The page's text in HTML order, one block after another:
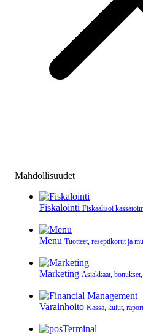
Mahdollisuudet
Fiskalointi Fiskaalisoi
Menu Tuotteet, reseptikortit ja
Marketing Asiakkaat,
Varainhoito Kassa, kulut,